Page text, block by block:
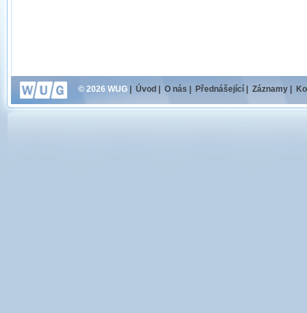
© 2026 WUG Úvod O nás Přednášející Záznamy